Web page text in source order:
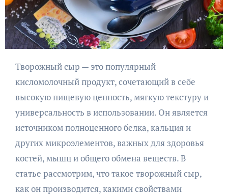
Творожный сыр — это популярный
кисломолочный продукт, сочетающий в себе
высокую пищевую ценность, мягкую текстуру и
универсальность в использовании. Он является
источником полноценного белка, кальция и
других микроэлементов, важных для здоровья
костей, мышц и общего обмена веществ. В
статье рассмотрим, что такое творожный сыр,
как он производится, какими свойствами